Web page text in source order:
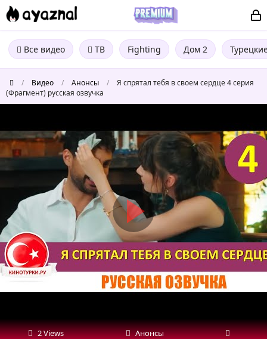
Все видео ТВ Fighting Дом 2
/ Видео / Анонсы /
Я спрятал тебя в своем сердце 4 серия
(Фрагмент) русская озвучка
спрятал
тебя
своем
сердце
4
серия
(Фрагмент)
озвучка
2 Views Анонсы